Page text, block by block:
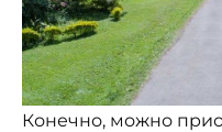
Конечно, можно